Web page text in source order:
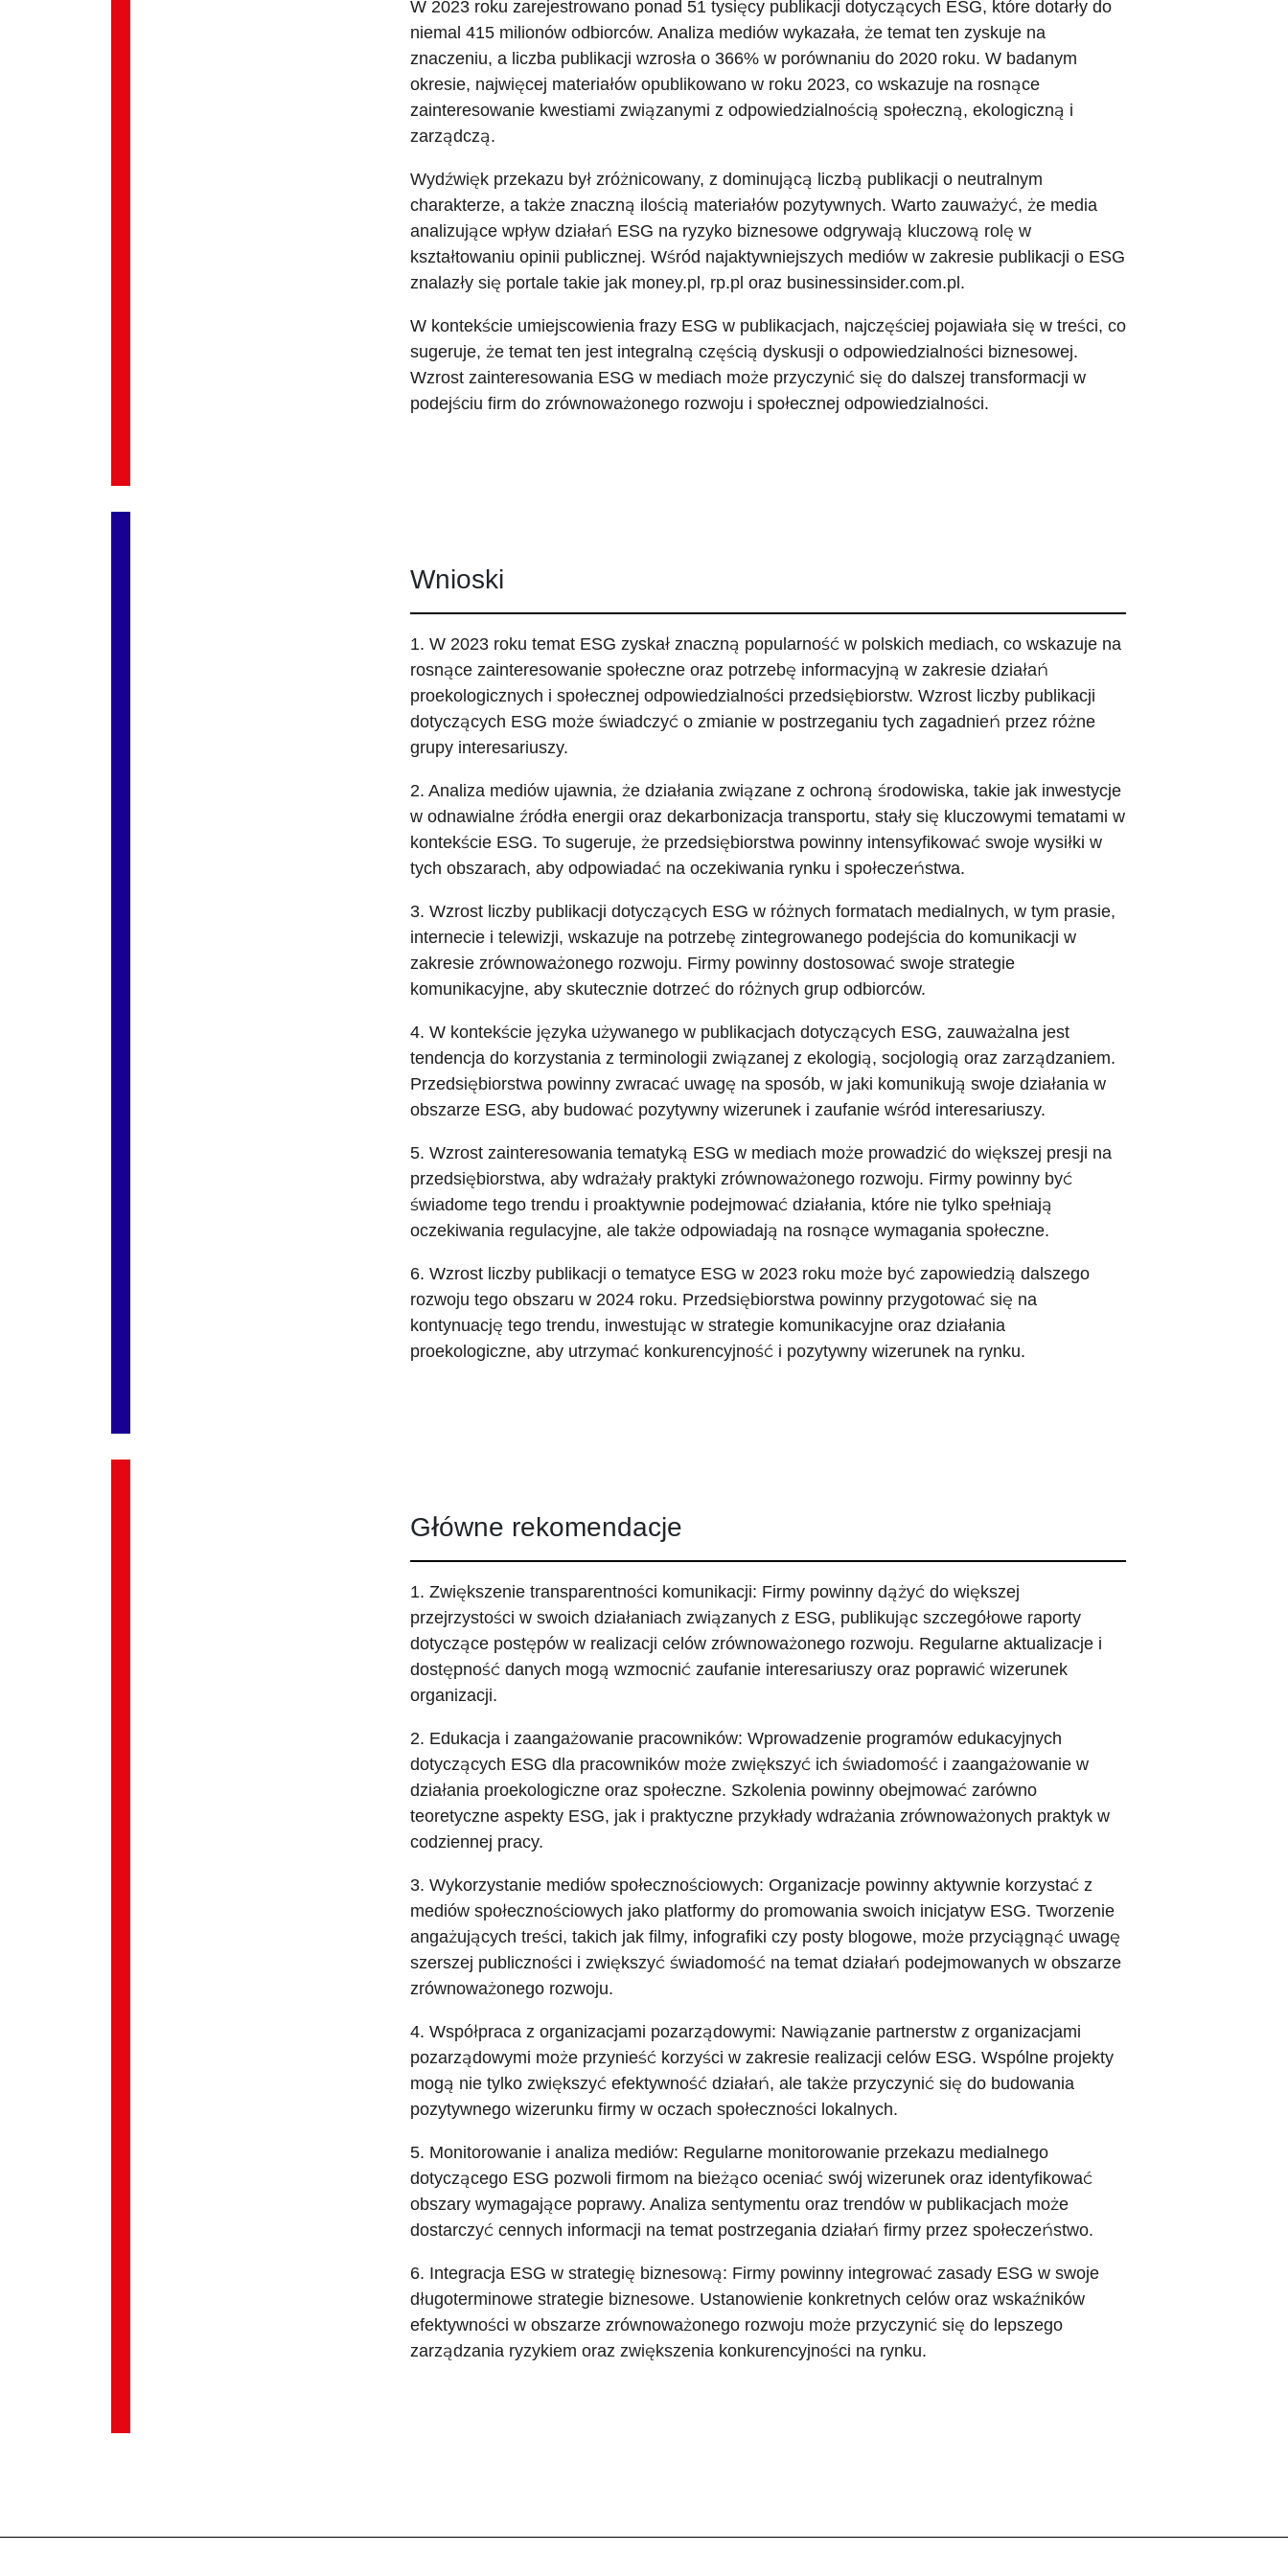
W 2023 roku zarejestrowano ponad 51 tysięcy publikacji dotyczących ESG, które dotarły do
niemal 415 milionów odbiorców. Analiza mediów wykazała, że temat ten zyskuje na
znaczeniu, a liczba publikacji wzrosła o 366% w porównaniu do 2020 roku. W badanym
okresie, najwięcej materiałów opublikowano w roku 2023, co wskazuje na rosnące
zainteresowanie kwestiami związanymi z odpowiedzialnością społeczną, ekologiczną i
zarządczą.
Wydźwięk przekazu był zróżnicowany, z dominującą liczbą publikacji o neutralnym
charakterze, a także znaczną ilością materiałów pozytywnych. Warto zauważyć, że media
analizujące wpływ działań ESG na ryzyko biznesowe odgrywają kluczową rolę w
kształtowaniu opinii publicznej. Wśród najaktywniejszych mediów w zakresie publikacji o ESG
znalazły się portale takie jak money.pl, rp.pl oraz businessinsider.com.pl.
W kontekście umiejscowienia frazy ESG w publikacjach, najczęściej pojawiała się w treści, co
sugeruje, że temat ten jest integralną częścią dyskusji o odpowiedzialności biznesowej.
Wzrost zainteresowania ESG w mediach może przyczynić się do dalszej transformacji w
podejściu firm do zrównoważonego rozwoju i społecznej odpowiedzialności.
Wnioski
1. W 2023 roku temat ESG zyskał znaczną popularność w polskich mediach, co wskazuje na
rosnące zainteresowanie społeczne oraz potrzebę informacyjną w zakresie działań
proekologicznych i społecznej odpowiedzialności przedsiębiorstw. Wzrost liczby publikacji
dotyczących ESG może świadczyć o zmianie w postrzeganiu tych zagadnień przez różne
grupy interesariuszy.
2. Analiza mediów ujawnia, że działania związane z ochroną środowiska, takie jak inwestycje
w odnawialne źródła energii oraz dekarbonizacja transportu, stały się kluczowymi tematami w
kontekście ESG. To sugeruje, że przedsiębiorstwa powinny intensyfikować swoje wysiłki w
tych obszarach, aby odpowiadać na oczekiwania rynku i społeczeństwa.
3. Wzrost liczby publikacji dotyczących ESG w różnych formatach medialnych, w tym prasie,
internecie i telewizji, wskazuje na potrzebę zintegrowanego podejścia do komunikacji w
zakresie zrównoważonego rozwoju. Firmy powinny dostosować swoje strategie
komunikacyjne, aby skutecznie dotrzeć do różnych grup odbiorców.
4. W kontekście języka używanego w publikacjach dotyczących ESG, zauważalna jest
tendencja do korzystania z terminologii związanej z ekologią, socjologią oraz zarządzaniem.
Przedsiębiorstwa powinny zwracać uwagę na sposób, w jaki komunikują swoje działania w
obszarze ESG, aby budować pozytywny wizerunek i zaufanie wśród interesariuszy.
5. Wzrost zainteresowania tematyką ESG w mediach może prowadzić do większej presji na
przedsiębiorstwa, aby wdrażały praktyki zrównoważonego rozwoju. Firmy powinny być
świadome tego trendu i proaktywnie podejmować działania, które nie tylko spełniają
oczekiwania regulacyjne, ale także odpowiadają na rosnące wymagania społeczne.
6. Wzrost liczby publikacji o tematyce ESG w 2023 roku może być zapowiedzią dalszego
rozwoju tego obszaru w 2024 roku. Przedsiębiorstwa powinny przygotować się na
kontynuację tego trendu, inwestując w strategie komunikacyjne oraz działania
proekologiczne, aby utrzymać konkurencyjność i pozytywny wizerunek na rynku.
Główne rekomendacje
1. Zwiększenie transparentności komunikacji: Firmy powinny dążyć do większej
przejrzystości w swoich działaniach związanych z ESG, publikując szczegółowe raporty
dotyczące postępów w realizacji celów zrównoważonego rozwoju. Regularne aktualizacje i
dostępność danych mogą wzmocnić zaufanie interesariuszy oraz poprawić wizerunek
organizacji.
2. Edukacja i zaangażowanie pracowników: Wprowadzenie programów edukacyjnych
dotyczących ESG dla pracowników może zwiększyć ich świadomość i zaangażowanie w
działania proekologiczne oraz społeczne. Szkolenia powinny obejmować zarówno
teoretyczne aspekty ESG, jak i praktyczne przykłady wdrażania zrównoważonych praktyk w
codziennej pracy.
3. Wykorzystanie mediów społecznościowych: Organizacje powinny aktywnie korzystać z
mediów społecznościowych jako platformy do promowania swoich inicjatyw ESG. Tworzenie
angażujących treści, takich jak filmy, infografiki czy posty blogowe, może przyciągnąć uwagę
szerszej publiczności i zwiększyć świadomość na temat działań podejmowanych w obszarze
zrównoważonego rozwoju.
4. Współpraca z organizacjami pozarządowymi: Nawiązanie partnerstw z organizacjami
pozarządowymi może przynieść korzyści w zakresie realizacji celów ESG. Wspólne projekty
mogą nie tylko zwiększyć efektywność działań, ale także przyczynić się do budowania
pozytywnego wizerunku firmy w oczach społeczności lokalnych.
5. Monitorowanie i analiza mediów: Regularne monitorowanie przekazu medialnego
dotyczącego ESG pozwoli firmom na bieżąco oceniać swój wizerunek oraz identyfikować
obszary wymagające poprawy. Analiza sentymentu oraz trendów w publikacjach może
dostarczyć cennych informacji na temat postrzegania działań firmy przez społeczeństwo.
6. Integracja ESG w strategię biznesową: Firmy powinny integrować zasady ESG w swoje
długoterminowe strategie biznesowe. Ustanowienie konkretnych celów oraz wskaźników
efektywności w obszarze zrównoważonego rozwoju może przyczynić się do lepszego
zarządzania ryzykiem oraz zwiększenia konkurencyjności na rynku.